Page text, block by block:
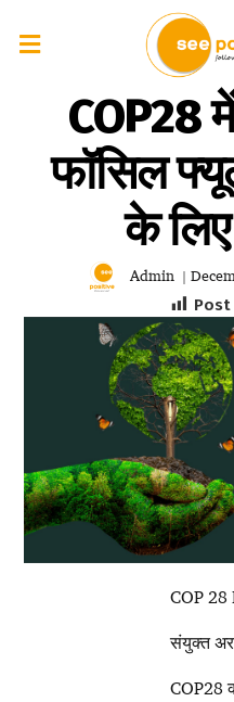
COP28 में
फॉसिल
के
Admin |
Post
COP 28
संयुक्त
COP28